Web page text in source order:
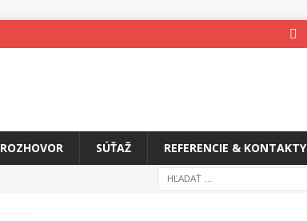
ROZHOVOR SÚŤAŽ REFERENCIE & KONTAKTY